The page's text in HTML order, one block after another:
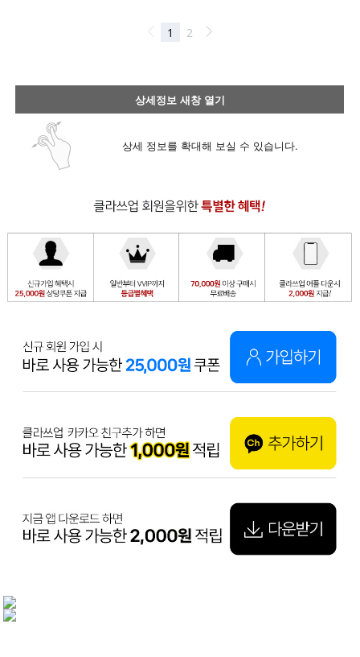
상세정보 새창 열기
상세 정보를 확대해 보실 수 있습니다.